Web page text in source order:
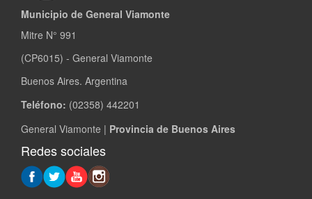
Municipio de General Viamonte
Mitre N° 991
(CP6015) - General Viamonte
Buenos Aires. Argentina
Teléfono: (02358) 442201
General Viamonte | Provincia de Buenos Aires
Redes sociales